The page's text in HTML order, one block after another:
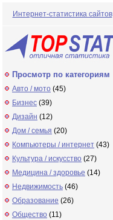
Интернет-статистика сайтов
Просмотр по категориям
Авто / мото (45)
Бизнес (39)
Дизайн (12)
Дом / семья (20)
Компьютеры / интернет (43)
Культура / искусство (27)
Медицина / здоровье (14)
Недвижимость (46)
Образование (26)
Общество (11)